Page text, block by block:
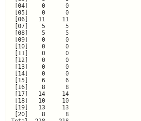
[04]    0      0
[05]    0      0
[06]   11     11
[07]    5      5
[08]    5      5
[09]    0      0
[10]    0      0
[11]    0      0
[12]    0      0
[13]    0      0
[14]    0      0
[15]    6      6
[16]    8      8
[17]   14     14
[18]   10     10
[19]   13     13
[20]    8      8